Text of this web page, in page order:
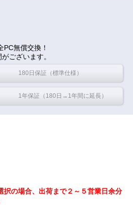
無償交換！
ございます。
180日保証（標準仕様）
1年保証（180日→1年間に延長）
の場合、出荷まで２～５営業日余分